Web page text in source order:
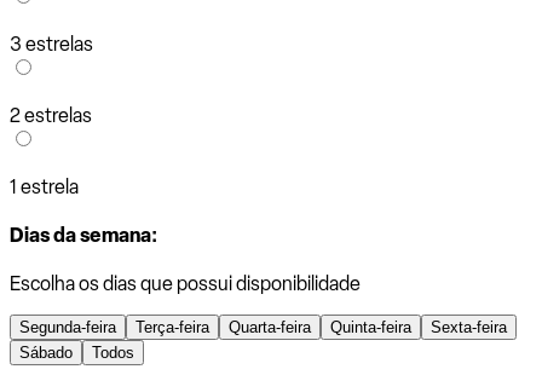
3 estrelas
2 estrelas
1 estrela
Dias da semana:
Escolha os dias que possui disponibilidade
Segunda-feira Terça-feira Quarta-feira Quinta-feira
Sexta-feira
Sábado
Todos